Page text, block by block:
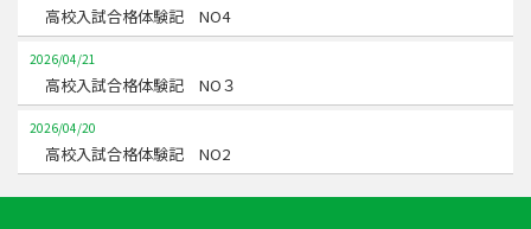
高校入試合格体験記 NO4
2026/04/21
高校入試合格体験記 NO３
2026/04/20
高校入試合格体験記 NO2